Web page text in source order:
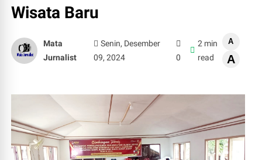
Wisata Baru
Mata
Jurnalist
Senin, Desember
09, 2024
0
2 min
read
A
A